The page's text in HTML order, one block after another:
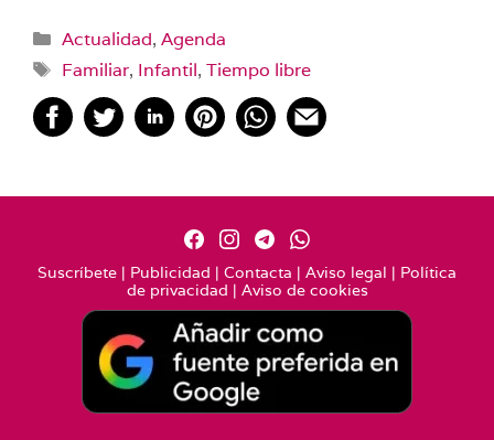
Categorías
Actualidad, Agenda
Etiquetas
Familiar, Infantil, Tiempo libre
Suscríbete | Publicidad | Contacta | Aviso legal | Política
de privacidad | Aviso de cookies